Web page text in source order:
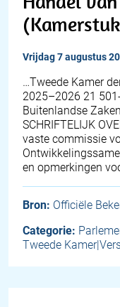
vrijdag 7 augustus
…Tweede Kamer
2025–2026 21
Buitenlandse
SCHRIFTELIJK
vaste commissie
en opmerkingen
Bron: Officiële
Categorie:
Tweede